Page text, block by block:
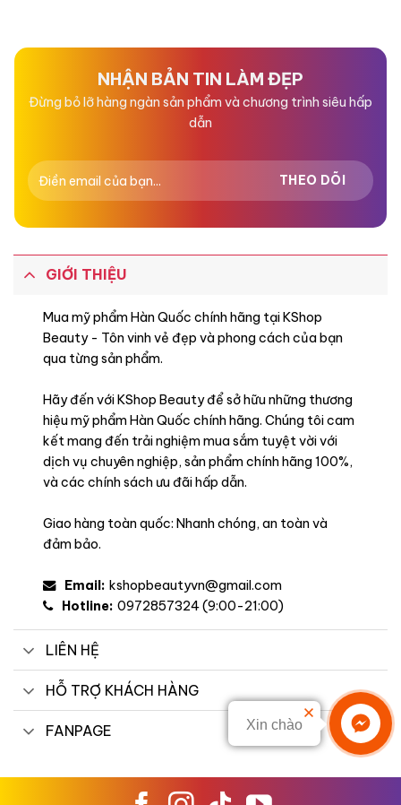
5
5
Xin chào
NHẬN BẢN TIN LÀM ĐẸP
Đừng bỏ lỡ hàng ngàn sản phẩm và chương trình siêu hấp
dẫn
GIỚI THIỆU
Mua mỹ phẩm Hàn Quốc chính hãng tại KShop
Beauty - Tôn vinh vẻ đẹp và phong cách của bạn
qua từng sản phẩm.
Hãy đến với KShop Beauty để sở hữu những thương
hiệu mỹ phẩm Hàn Quốc chính hãng. Chúng tôi cam
kết mang đến trải nghiệm mua sắm tuyệt vời với
dịch vụ chuyên nghiệp, sản phẩm chính hãng 100%,
và các chính sách ưu đãi hấp dẫn.
Giao hàng toàn quốc: Nhanh chóng, an toàn và
đảm bảo.
Email: kshopbeautyvn@gmail.com
Hotline: 0972857324 (9:00-21:00)
LIÊN HỆ
HỖ TRỢ KHÁCH HÀNG
FANPAGE